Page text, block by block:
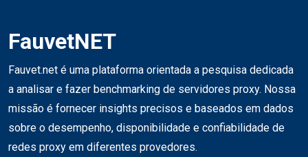
FauvetNET
Fauvet.net é uma plataforma orientada a pesquisa dedicada
a analisar e fazer benchmarking de servidores proxy. Nossa
missão é fornecer insights precisos e baseados em dados
sobre o desempenho, disponibilidade e confiabilidade de
redes proxy em diferentes provedores.